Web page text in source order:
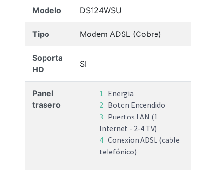
Modelo DS124WSU
Tipo Modem ADSL (Cobre)
Soporta
HD
SI
Panel
trasero
Energia
Boton Encendido
Puertos LAN (1
Internet - 2-4 TV)
Conexion ADSL (cable
telefónico)